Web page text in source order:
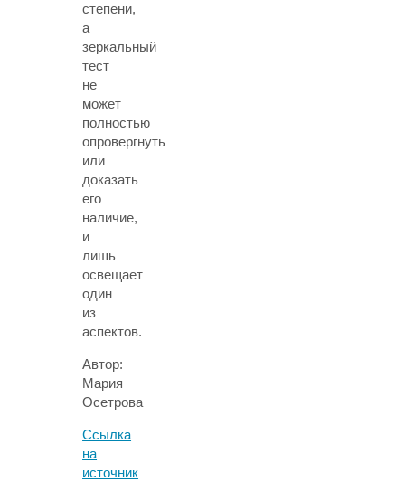
степени,
а
зеркальный
тест
не
может
полностью
опровергнуть
или
доказать
его
наличие,
и
лишь
освещает
один
из
аспектов.
Автор:
Мария
Осетрова
Ссылка
на
источник